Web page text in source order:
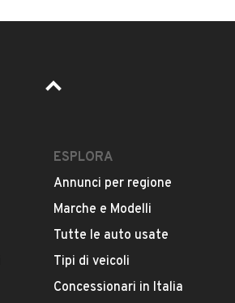
ESPLORA
Annunci per regione
Marche e Modelli
Tutte le auto usate
Tipi di veicoli
Concessionari in Italia